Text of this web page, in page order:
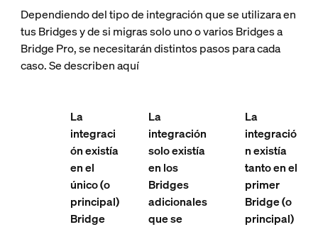
Dependiendo del tipo de integración que se utilizara en
tus Bridges y de si migras solo uno o varios Bridges a
Bridge Pro, se necesitarán distintos pasos para cada
caso. Se describen aquí
La
integraci
ón existía
en el
único (o
principal)
Bridge
La
integración
solo existía
en los
Bridges
adicionales
que se
La
integració
n existía
tanto en el
primer
Bridge (o
principal)